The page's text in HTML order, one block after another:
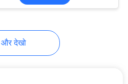
उपकरण
और देखो